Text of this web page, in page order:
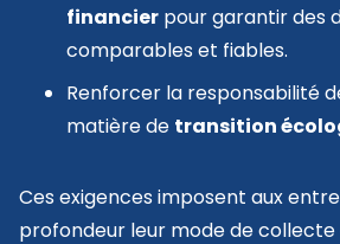
financier pour garantir des
comparables et fiables.
Renforcer la responsabilité
matière de transition
Ces exigences imposent aux
profondeur leur mode de